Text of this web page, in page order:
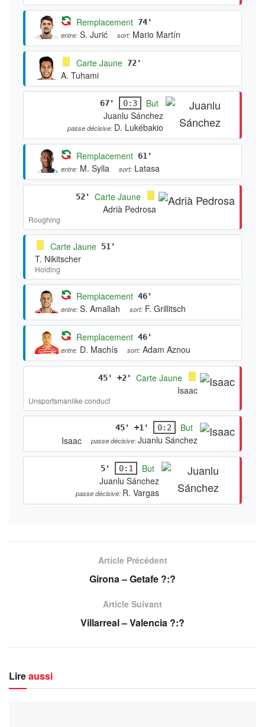
Remplacement 74'
entre: S. Jurić sort: Mario Martín
Carte Jaune 72'
A. Tuhami
67' 0:3
But
Juanlu Sánchez
passe décisive: D. Lukébakio
Remplacement 61'
entre: M. Sylla sort: Latasa
52'
Carte Jaune
Adrià Pedrosa
Roughing
Carte Jaune 51'
T. Nikitscher
Holding
Remplacement 46'
entre: S. Amallah sort: F. Grillitsch
Remplacement 46'
entre: D. Machís sort: Adam Aznou
45' +2'
Carte Jaune
Isaac
Unsportsmanlike conduct
45' +1' 0:2
But
Isaac
passe décisive:Juanlu Sánchez
5' 0:1
But
Juanlu Sánchez
passe décisive: R. Vargas
Article Précédent
Girona – Getafe ?:?
Article Suivant
Villarreal – Valencia ?:?
Lireaussi